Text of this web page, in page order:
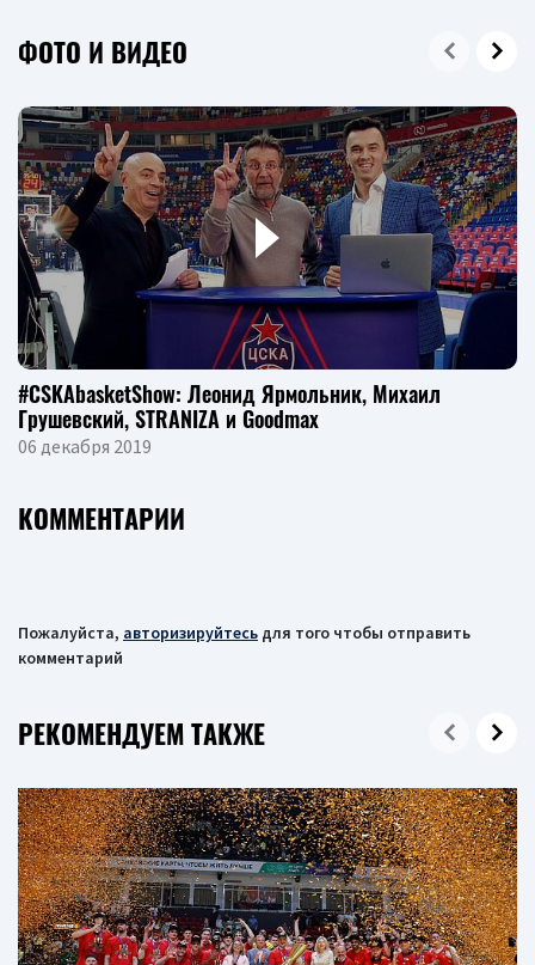
ФОТО И ВИДЕО
#CSKAbasketShow: Леонид Ярмольник, Михаил
Грушевский, STRANIZA и Goodmax
06 декабря 2019
КОММЕНТАРИИ
Пожалуйста, авторизируйтесь для того чтобы отправить
комментарий
РЕКОМЕНДУЕМ ТАКЖЕ